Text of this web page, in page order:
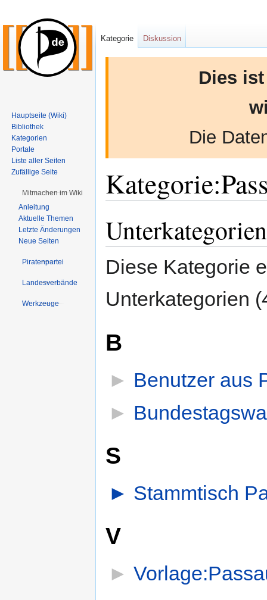
Dies
Die
Navigation
springen
Suche
springen
Unterkategorien
Diese Kategorie
Unterkategorien
B
► Benutzer aus
►
S
► Stammtisch
V
►
Kategorie Diskussion
Hauptseite (Wiki)
Bibliothek
Kategorien
Portale
Liste aller Seiten
Zufällige Seite
Mitmachen im Wiki
Anleitung
Aktuelle Themen
Letzte Änderungen
Neue Seiten
Piratenpartei
Landesverbände
Werkzeuge